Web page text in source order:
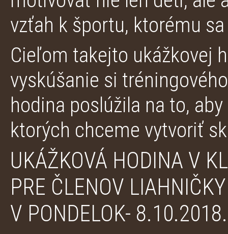
vzťah k športu, ktorému
Cieľom takejto ukážkovej
vyskúšanie si
hodina poslúžila na to,
ktorých chceme vytvoriť
UKÁŽKOVÁ HODINA V
PRE ČLENOV
V PONDELOK-